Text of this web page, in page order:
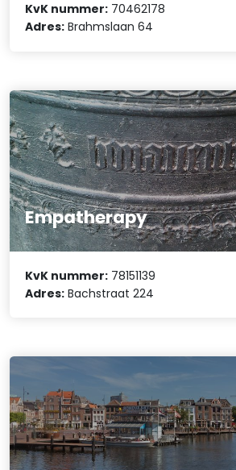
KvK nummer: 70462178
Adres: Brahmslaan 64
Empatherapy
KvK nummer: 78151139
Adres: Bachstraat 224